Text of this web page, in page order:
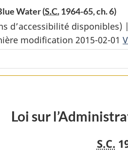
Water (S.C.1964-65, ch. 6)
d’accessibilité disponibles) |
modification 2015-02-01
Loi sur
S.C.